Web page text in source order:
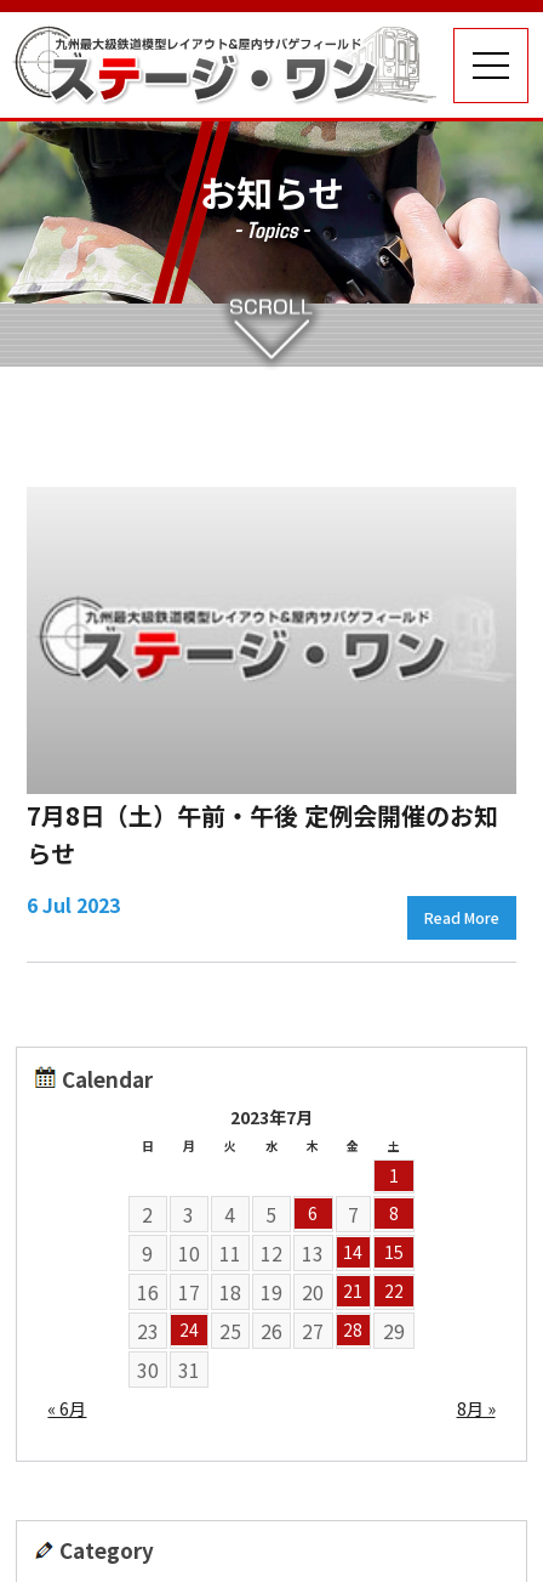
お知らせ
- Topics -
7月8日（土）午前・午後 定例会開催のお知
らせ
6 Jul 2023 Read More
Calendar
2023年7月
日 月 火 水 木 金 土
1
2 3 4 5 6 7 8
9 10 11 12 13 14 15
16 17 18 19 20 21 22
23 24 25 26 27 28
29
30
31
« 6月 8月 »
Category